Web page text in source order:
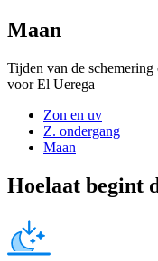
Maan
Tijden van de
voor El Uerega
Zon en uv
Z. ondergang
Maan
Hoelaat begint